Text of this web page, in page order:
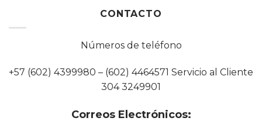
CONTACTO
Números de teléfono
+57 (602) 4399980 – (602) 4464571 Servicio al Cliente
304 3249901
Correos Electrónicos: